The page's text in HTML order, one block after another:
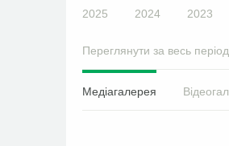
2025 2024 2023
Переглянути за весь період
Медіагалерея